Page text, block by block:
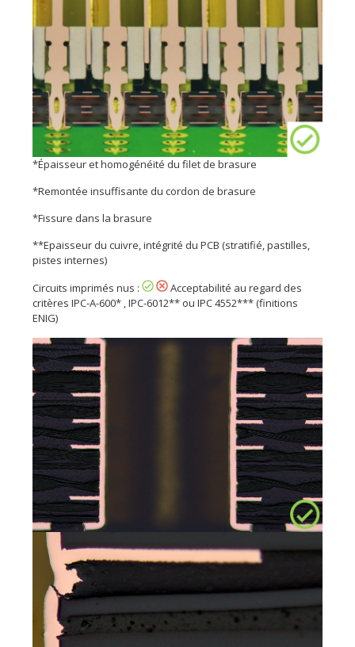
*Épaisseur et homogénéité du filet de brasure
*Remontée insuffisante du cordon de brasure
*Fissure dans la brasure
**Epaisseur du cuivre, intégrité du PCB (stratifié, pastilles,
pistes internes)
Circuits imprimés nus :
Acceptabilité au regard des
critères IPC-A-600* , IPC-6012** ou IPC 4552*** (finitions
ENIG)